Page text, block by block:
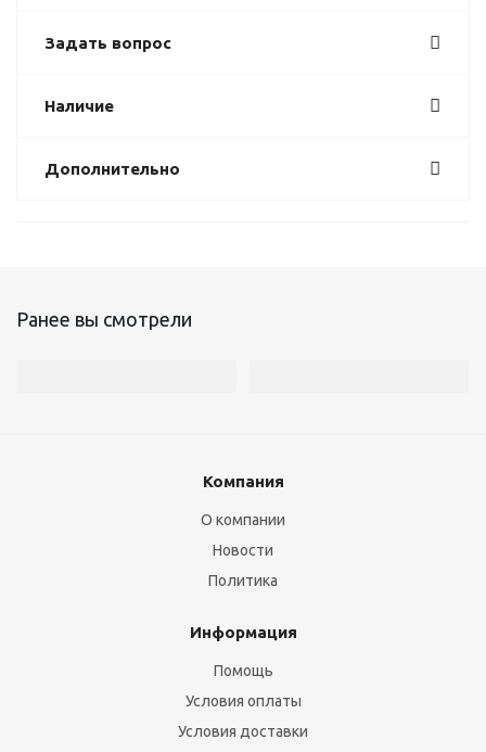
Задать вопрос
Наличие
Дополнительно
Ранее вы смотрели
Компания
О компании
Новости
Политика
Информация
Помощь
Условия оплаты
Условия доставки